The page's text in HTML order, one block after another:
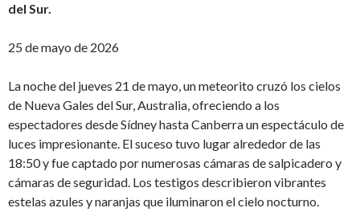
del Sur.
25 de mayo de 2026
La noche del jueves 21 de mayo, un meteorito cruzó los cielos
de Nueva Gales del Sur, Australia, ofreciendo a los
espectadores desde Sídney hasta Canberra un espectáculo de
luces impresionante. El suceso tuvo lugar alrededor de las
18:50 y fue captado por numerosas cámaras de salpicadero y
cámaras de seguridad. Los testigos describieron vibrantes
estelas azules y naranjas que iluminaron el cielo nocturno.